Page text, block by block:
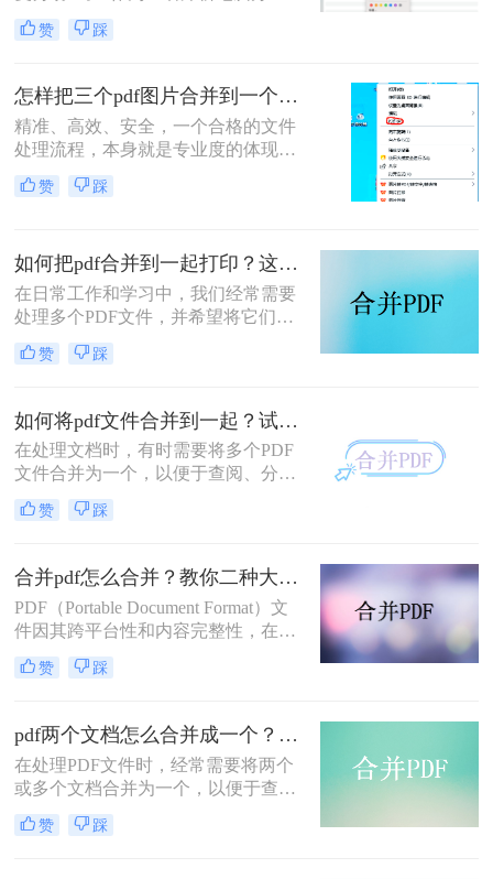
软件测评多年的博主，我深知PDF文
件处理是每个职场人和内容创作者的
琐、安全隐患——这些痛点几乎每天
都在消耗我们的时间和耐心。
赞 踩
怎样把三个pdf图片合并到一个文件？三招搞定，职场效率飙升秘籍！
精准、高效、安全，一个合格的文件
处理流程，本身就是专业度的体现。
在信息爆炸的职场，我们每天都要与
海量文档打交道。你是否也经常遇到
PDF，或是三份散乱的报告图表
PDF，急需你整理成一个规整的文件
进行提交或归档？
赞 踩
如何把pdf合并到一起打印？这4种合并方法了解一下！
在日常工作和学习中，我们经常需要
处理多个PDF文件，并希望将它们合
并成一个文件进行打印，以便于管理
和节省纸张。那么如何把pdf合并到一
合并PDF文件并打印，每种方法都附
有简介。
赞 踩
如何将pdf文件合并到一起？试试这二个合并方法！
在处理文档时，有时需要将多个PDF
文件合并为一个，以便于查阅、分享
或存储。那么如何将pdf文件合并到一
起呢？本文将介绍两种合并PDF文件
赞 踩
合并pdf怎么合并？教你二种大家都在用的合并方法！
PDF（Portable Document Format）文
件因其跨平台性和内容完整性，在日
常办公和学习中得到了广泛应用。有
时，我们需要将多个PDF文件合并为
么合并pdf怎么合并呢？本文将介绍两
种常见的PDF合并方法。
赞 踩
pdf两个文档怎么合并成一个？这4种合并方法快来看看！
在处理PDF文件时，经常需要将两个
或多个文档合并为一个，以便于查
阅、分享或存档。那么pdf两个文档怎
么合并成一个呢？本文将介绍四种常
赞 踩